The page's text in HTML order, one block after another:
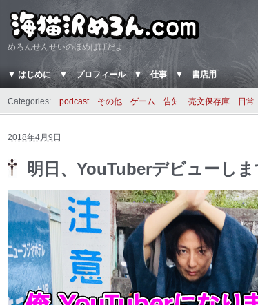
めろんせんせいのほめぱげだよ
▼ はじめに ▼ プロフィール ▼ 仕事 ▼ 書店用
Categories: podcast その他 ゲーム 告知 売文保存庫 日常
2018年4月9日
明日、YouTuberデビューしま